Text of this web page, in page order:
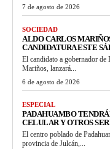
7 de agosto de 2026
SOCIEDAD
ALDO CARLOS
CANDIDATURA ESTE
El candidato a gobernador
Mariños, lanzará...
6 de agosto de 2026
ESPECIAL
PADAHUAMBO
CELULAR Y OTROS
El centro poblado de
provincia de Julcán,...